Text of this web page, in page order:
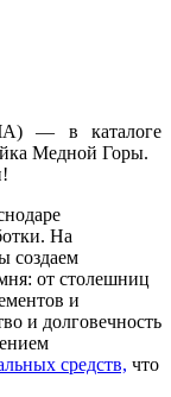
— в каталоге
Медной Горы.
На
создаем
от столешниц
и
и долговечность
средств, что